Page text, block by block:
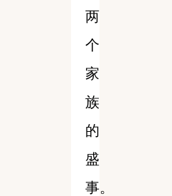
两
个
家
族
的
盛
事。